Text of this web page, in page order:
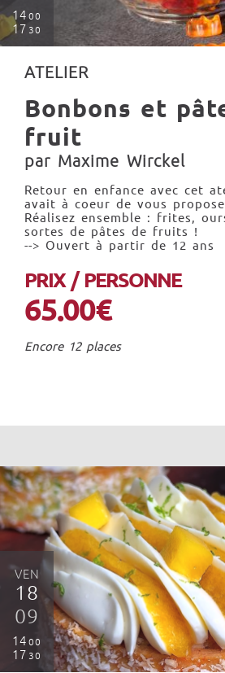
14 00
17 30
ATELIER
Bonbons et
fruit
par Maxime Wirckel
Retour en enfance avec cet
avait à coeur de vous
Réalisez ensemble : frites,
sortes de pâtes de fruits !
--> Ouvert à partir de 12 ans
PRIX / PERSONNE
65.00€
Encore 12 places
VEN
18
09
14 00
17 30